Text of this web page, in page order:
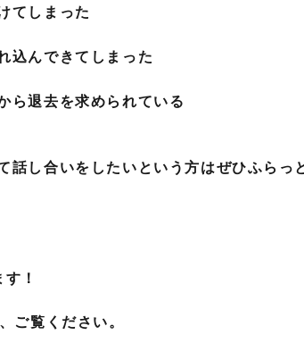
てしまった
込んできてしまった
ら退去を求められている
話し合いをしたいという方はぜひふらっ
！
ご覧ください。